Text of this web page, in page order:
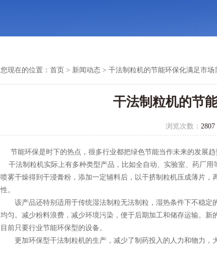
您现在的位置： 首页 > 新闻动态 > 干法制粒机的节能环保化满足市场
干法制粒机的节
浏览次数： 2807
节能环保是时下的热点，很多行业都把绿色节能当作未来的发展趋
干法制粒机实际上有多种类型产品，比如全自动、实验室、药厂用
喷雾干燥得到干浸膏粉，添加一定辅料后，以干挤制粒机压成薄片，
性。
该产品还特别适用于传统湿法制粒无法制粒，湿热条件下不稳定
均匀。减少粉料浪费，减少环境污染，便于后期加工和储存运输。
目前只要行业节能环保型的设备。
更加环保型干法制粒机的生产，减少了制药投入的人力和物力，